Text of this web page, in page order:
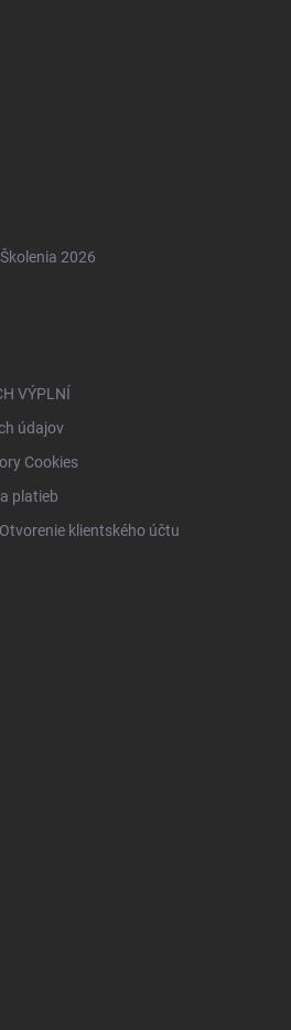
2026
VÝPLNÍ
údajov
Cookies
platieb
klientského účtu